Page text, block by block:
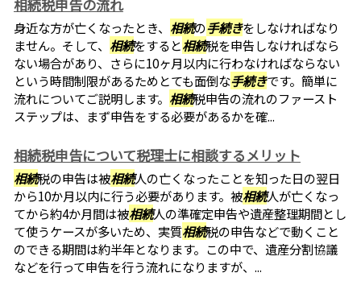
相続税申告の流れ
身近な方が亡くなったとき、 相続の手続きをしなければなり
ません。そして、 相続をすると相続税を申告しなければなら
ない場合があり、さらに10ヶ月以内に行わなければならない
という時間制限があるためとても面倒な手続きです。簡単に
流れについてご説明します。 相続税申告の流れのファースト
ステップは、まず申告をする必要があるかを確...
相続税申告について税理士に相談するメリット
相続税の申告は被相続人の亡くなったことを知った日の翌日
から10か月以内に行う必要があります。被相続人が亡くなっ
てから約4か月間は被相続人の準確定申告や遺産整理期間とし
て使うケースが多いため、実質相続税の申告などで動くこと
のできる期間は約半年となります。この中で、遺産分割協議
などを行って申告を行う流れになりますが、...